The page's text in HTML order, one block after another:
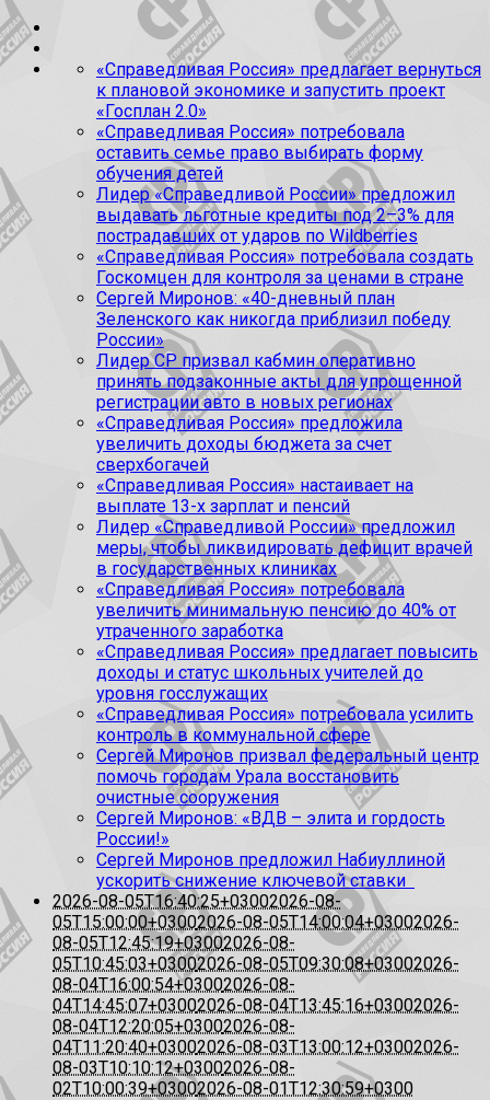
«Справедливая Россия» предлагает вернуться
к плановой экономике и запустить проект
«Госплан 2.0»
«Справедливая Россия» потребовала
оставить семье право выбирать форму
обучения детей
Лидер «Справедливой России» предложил
выдавать льготные кредиты под 2–3% для
пострадавших от ударов по Wildberries
«Справедливая Россия» потребовала создать
Госкомцен для контроля за ценами в стране
Сергей Миронов: «40-дневный план
Зеленского как никогда приблизил победу
России»
Лидер СР призвал кабмин оперативно
принять подзаконные акты для упрощенной
регистрации авто в новых регионах
«Справедливая Россия» предложила
увеличить доходы бюджета за счет
сверхбогачей
«Справедливая Россия» настаивает на
выплате 13-х зарплат и пенсий
Лидер «Справедливой России» предложил
меры, чтобы ликвидировать дефицит врачей
в государственных клиниках
«Справедливая Россия» потребовала
увеличить минимальную пенсию до 40% от
утраченного заработка
«Справедливая Россия» предлагает повысить
доходы и статус школьных учителей до
уровня госслужащих
«Справедливая Россия» потребовала усилить
контроль в коммунальной сфере
Сергей Миронов призвал федеральный центр
помочь городам Урала восстановить
очистные сооружения
Сергей Миронов: «ВДВ – элита и гордость
России!»
Сергей Миронов предложил Набиуллиной
ускорить снижение ключевой ставки
2026-08-05T16:40:25+03002026-08-
05T15:00:00+03002026-08-05T14:00:04+03002026-
08-05T12:45:19+03002026-08-
05T10:45:03+03002026-08-05T09:30:08+03002026-
08-04T16:00:54+03002026-08-
04T14:45:07+03002026-08-04T13:45:16+03002026-
08-04T12:20:05+03002026-08-
04T11:20:40+03002026-08-03T13:00:12+03002026-
08-03T10:10:12+03002026-08-
02T10:00:39+03002026-08-01T12:30:59+0300